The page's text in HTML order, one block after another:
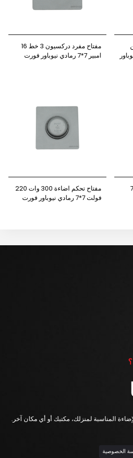
نيوباور
مفتاح مفرد دركسيون 3 خط 16
امبير 7*7 رمادي نيوباور فورت
7*7
مفتاح تحكم اضاءة 300 وات 220
فولت 7*7 رمادي نيوباور فورت
المناسبة لمنزلك، مكتبك أو أي مكان آخر.
الخصوصية